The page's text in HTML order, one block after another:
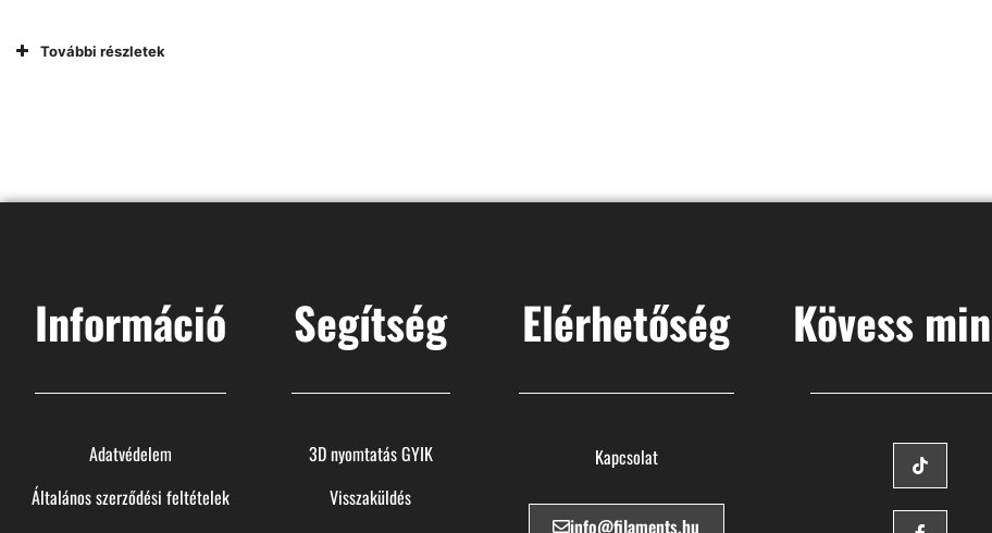
További részletek
Információ
Adatvédelem
Általános szerződési feltételek
Segítség
3D nyomtatás GYIK
Visszaküldés
Elérhetőség
Kapcsolat
info@filaments.hu
Kövess